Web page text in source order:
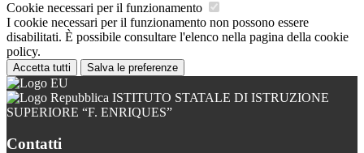
Cookie necessari per il funzionamento
I cookie necessari per il funzionamento non possono essere
disabilitati. È possibile consultare l'elenco nella pagina della cookie
policy.
Accetta tutti Salva le preferenze
ISTITUTO STATALE DI ISTRUZIONE
SUPERIORE “F. ENRIQUES”
Contatti